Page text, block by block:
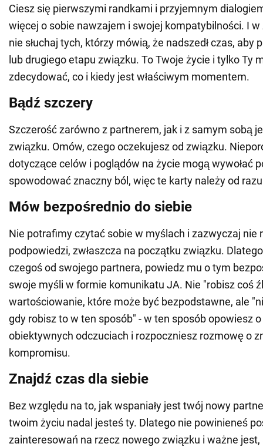
Ciesz się pierwszymi randkami i przyjemnym
więcej o sobie nawzajem i swojej kompatybilności. I
nie słuchaj tych, którzy mówią, że nadszedł czas, aby
lub drugiego etapu związku. To Twoje życie i tylko Ty
zdecydować, co i kiedy jest właściwym momentem.
Bądź szczery
Szczerość zarówno z partnerem, jak i z samym sobą
związku. Omów, czego oczekujesz od związku.
dotyczące celów i poglądów na życie mogą wywołać
spowodować znaczny ból, więc te karty należy od razu
Mów bezpośrednio do siebie
Nie potrafimy czytać sobie w myślach i zazwyczaj nie
podpowiedzi, zwłaszcza na początku związku.
czegoś od swojego partnera, powiedz mu o tym
swoje myśli w formie komunikatu JA. Nie "robisz coś
wartościowanie, które może być bezpodstawne, ale
gdy robisz to w ten sposób" - w ten sposób opowiesz
obiektywnych odczuciach i rozpoczniesz rozmowę o
kompromisu.
Znajdź czas dla siebie
Bez względu na to, jak wspaniały jest twój nowy
twoim życiu nadal jesteś ty. Dlatego nie powinieneś
zainteresowań na rzecz nowego związku i ważne